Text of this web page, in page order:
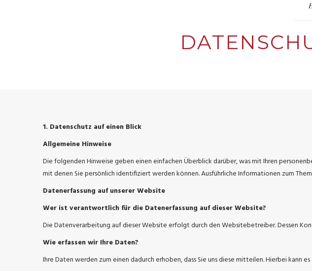
1. Datenschutz auf einen Blick
Allgemeine Hinweise
Die folgenden Hinweise geben einen einfachen Überblick darüber, was mit Ihren
mit denen Sie persönlich identifiziert werden können. Ausführliche Informationen zum
Datenerfassung auf unserer Website
Wer ist verantwortlich für die Datenerfassung auf dieser Website?
Die Datenverarbeitung auf dieser Website erfolgt durch den Websitebetreiber. Dessen
Wie erfassen wir Ihre Daten?
Ihre Daten werden zum einen dadurch erhoben, dass Sie uns diese mitteilen. Hierbei kann